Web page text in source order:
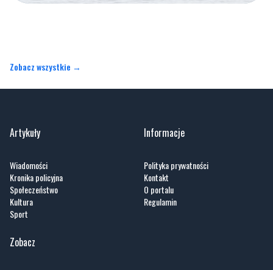
Artykuły
Kronika policyjna
Sport
Informacje
Kontakt
Zobacz
Nasze HotSpoty